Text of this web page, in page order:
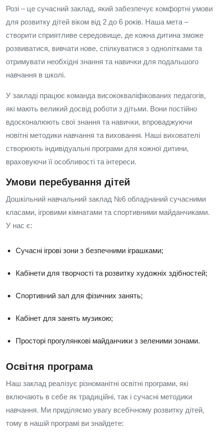
Розі – це сучасний заклад, який забезпечує комфортні умови
для розвитку дітей віком від 2 до 6 років. Наша мета –
створити сприятливе середовище, де кожна дитина зможе
розвиватися, вивчати нове, спілкуватися з однолітками та
отримувати необхідні знання та навички для подальшого
навчання в школі.
У закладі працює команда висококваліфікованих педагогів,
які мають великий досвід роботи з дітьми. Вони постійно
вдосконалюють свої знання та навички, впроваджуючи
новітні методики навчання та виховання. Наші вихователі
створюють індивідуальні програми для кожної дитини,
враховуючи її особливості та інтереси.
Умови перебування дітей
Дошкільний навчальний заклад №6 обладнаний сучасними
класами, ігровими кімнатами та спортивними майданчиками.
У нас є:
Сучасні ігрові зони з безпечними іграшками;
Кабінети для творчості та розвитку художніх здібностей;
Спортивний зал для фізичних занять;
Кабінет для занять музикою;
Просторі прогулянкові майданчики з зеленими зонами.
Освітня програма
Наш заклад реалізує різноманітні освітні програми, які
включають в себе як традиційні, так і сучасні методики
навчання. Ми приділяємо увагу всебічному розвитку дітей,
тому в нашій програмі ви знайдете: